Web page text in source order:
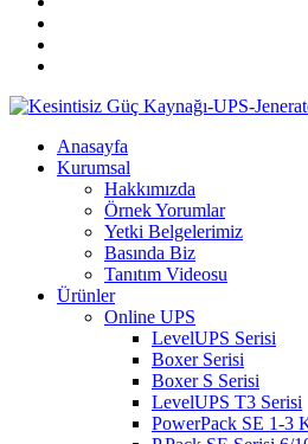
Anasayfa
Kurumsal
Hakkımızda
Örnek Yorumlar
Yetki Belgelerimiz
Basında Biz
Tanıtım Videosu
Ürünler
Online UPS
LevelUPS Serisi
Boxer Serisi
Boxer S Serisi
LevelUPS T3 Serisi
PowerPack SE 1-3